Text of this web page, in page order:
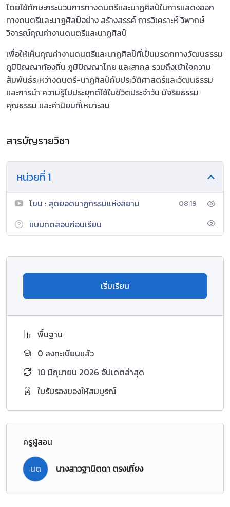
โดยใช้ทักษะกระบวนการทางดนตรีและนาฏศิลป์ในการแสดงออก
ทางดนตรีและนาฏศิลป์อย่าง สร้างสรรค์ การวิเคราะห์ วิพากษ์
วิจารณ์คุณค่างานดนตรีและนาฏศิลป์
เพื่อให้เห็นคุณค่างานดนตรีและนาฏศิลป์ที่เป็นมรดกทางวัฒนธรรม
ภูมิปัญญาท้องถิ่น ภูมิปัญญาไทย และสากล รวมถึงเข้าใจความ
สัมพันธ์ระหว่างดนตรี-นาฏศิลป์กับประวัติศาสตร์และวัฒนธรรม
และการนำ ความรู้ไปประยุกต์ใช้ในชีวิตประจำวัน มีจริยธรรม
คุณธรรม และค่านิยมที่เหมาะสม
สารบัญรายวิชา
หน่วยที่ 1
โขน : สุดยอดนาฏกรรมแห่งสยาม 08:19
แบบทดสอบก่อนเรียน
เริ่มเรียน
พื้นฐาน
0 ลงทะเบียนแล้ว
10 มิถุนายน 2026 อัปเดตล่าสุด
ใบรับรองของให้สมบูรณ์
ครูผู้สอน
นต นางสาวฐานิตดา ตรงเที่ยง